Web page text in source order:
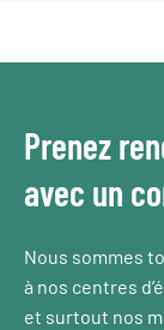
Prenez
avec un
Nous sommes
à nos centres
et surtout nos